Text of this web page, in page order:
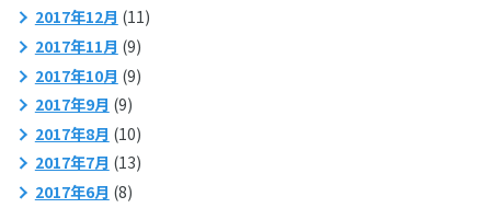
2017年12月 (11)
2017年11月 (9)
2017年10月 (9)
2017年9月 (9)
2017年8月 (10)
2017年7月 (13)
2017年6月 (8)